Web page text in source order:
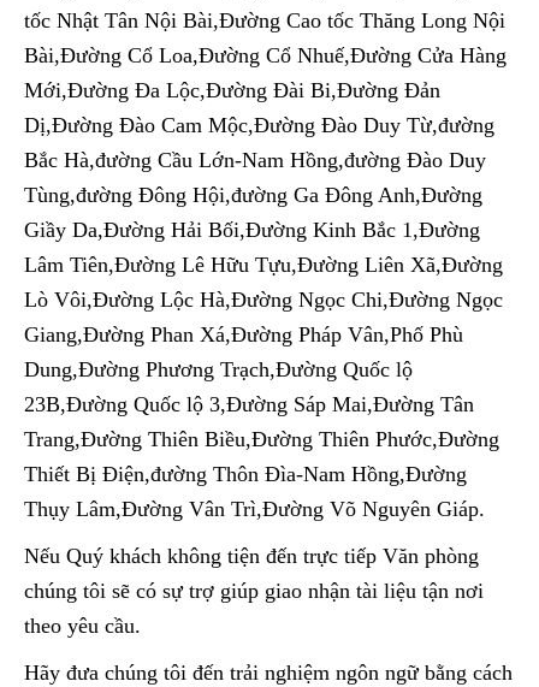
tốc Nhật Tân Nội Bài,Đường Cao tốc Thăng Long Nội
Bài,Đường Cổ Loa,Đường Cổ Nhuế,Đường Cửa Hàng
Mới,Đường Đa Lộc,Đường Đài Bi,Đường Đản
Dị,Đường Đào Cam Mộc,Đường Đào Duy Từ,đường
Bắc Hà,đường Cầu Lớn-Nam Hồng,đường Đào Duy
Tùng,đường Đông Hội,đường Ga Đông Anh,Đường
Giầy Da,Đường Hải Bối,Đường Kinh Bắc 1,Đường
Lâm Tiên,Đường Lê Hữu Tựu,Đường Liên Xã,Đường
Lò Vôi,Đường Lộc Hà,Đường Ngọc Chi,Đường Ngọc
Giang,Đường Phan Xá,Đường Pháp Vân,Phố Phù
Dung,Đường Phương Trạch,Đường Quốc lộ
23B,Đường Quốc lộ 3,Đường Sáp Mai,Đường Tân
Trang,Đường Thiên Biều,Đường Thiên Phước,Đường
Thiết Bị Điện,đường Thôn Đìa-Nam Hồng,Đường
Thụy Lâm,Đường Vân Trì,Đường Võ Nguyên Giáp.
Nếu Quý khách không tiện đến trực tiếp Văn phòng
chúng tôi sẽ có sự trợ giúp giao nhận tài liệu tận nơi
theo yêu cầu.
Hãy đưa chúng tôi đến trải nghiệm ngôn ngữ bằng cách